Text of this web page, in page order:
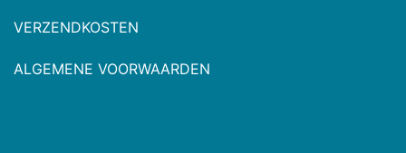
VERZENDKOSTEN
ALGEMENE VOORWAARDEN